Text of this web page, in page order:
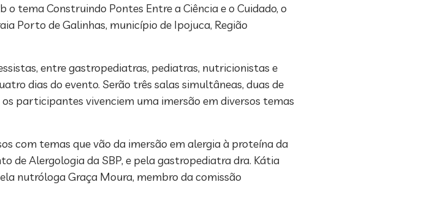
tema Construindo Pontes Entre a Ciência e o Cuidado, o
Porto de Galinhas, município de Ipojuca, Região
entre gastropediatras, pediatras, nutricionistas e
dias do evento. Serão três salas simultâneas, duas de
participantes vivenciem uma imersão em diversos temas
com temas que vão da imersão em alergia à proteína da
de Alergologia da SBP, e pela gastropediatra dra. Kátia
nutróloga Graça Moura, membro da comissão